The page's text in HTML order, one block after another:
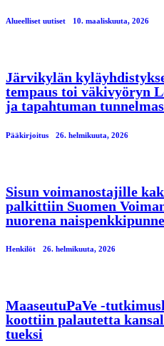
Alueelliset uutiset 10. maaliskuuta, 2026
Järvikylän
tempaus toi väkivyöryn
ja tapahtuman
Pääkirjoitus 26. helmikuuta, 2026
Sisun voimanostajille
palkittiin Suomen
nuorena
Henkilöt 26. helmikuuta, 2026
MaaseutuPaVe -
koottiin palautetta
tueksi